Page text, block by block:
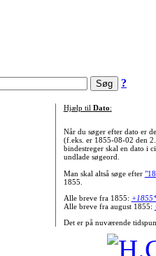
?
Hjælp til Dato:
Når du søger efter dato er
(f.eks. er 1855-08-02 den
bindestreger skal en dato i
undlade søgeord.
Man skal altså søge efter
1855.
Alle breve fra 1855:
Alle breve fra august 1855:
Det er på nuværende